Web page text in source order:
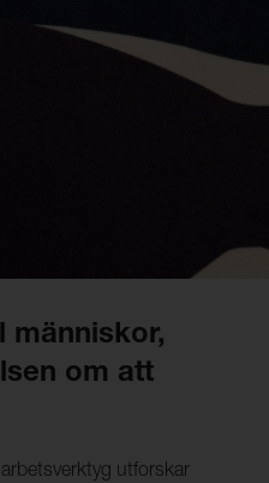
människor,
om att
utforskar